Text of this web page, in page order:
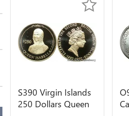
S390 Virgin Islands
250 Dollars Queen